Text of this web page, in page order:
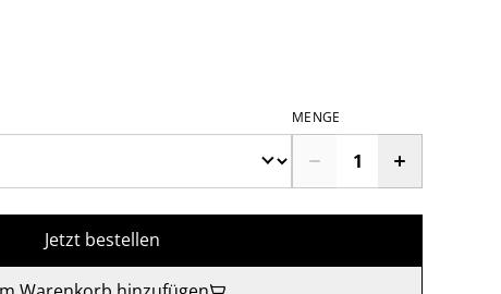
MENGE
Jetzt bestellen